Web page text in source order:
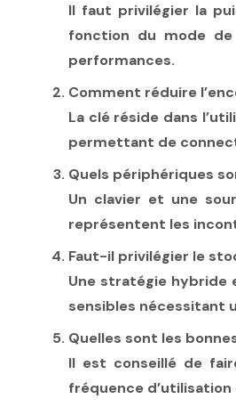
Il faut privilégier la
fonction du mode
performances.
Comment réduire
La clé réside dans
permettant de
Quels périphériques
Un clavier et une
représentent les
Faut-il privilégier le
Une stratégie hybride
sensibles nécessitant
Quelles sont les
Il est conseillé de
fréquence d’utilisation